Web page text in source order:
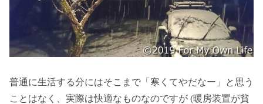
普通に生活する分にはそこまで「寒くてやだなー」と思う
ことはなく、実際は快適なものなのですが (暖房装置が貧